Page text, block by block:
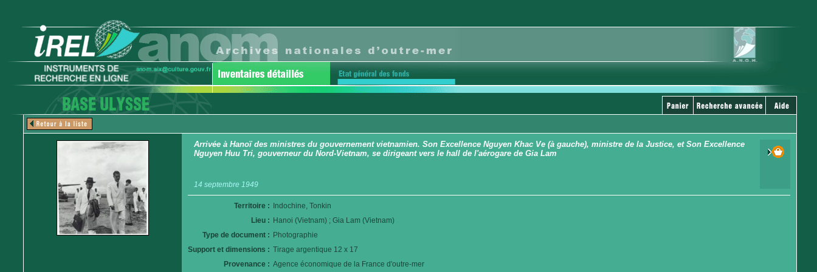
Arrivée à Hanoï des ministres du gouvernement vietnamien. Son Excellence Nguyen Khac Ve (à gauche), ministre de la Justice, et Son Excellence
Nguyen Huu Tri, gouverneur du Nord-Vietnam, se dirigeant vers le hall de l'aérogare de Gia Lam
14 septembre 1949
Territoire :
Indochine, Tonkin
Lieu : Hanoi (Vietnam) ; Gia Lam (Vietnam)
Type de document : Photographie
Support et dimensions : Tirage argentique 12 x 17
Provenance : Agence économique de la France d'outre-mer